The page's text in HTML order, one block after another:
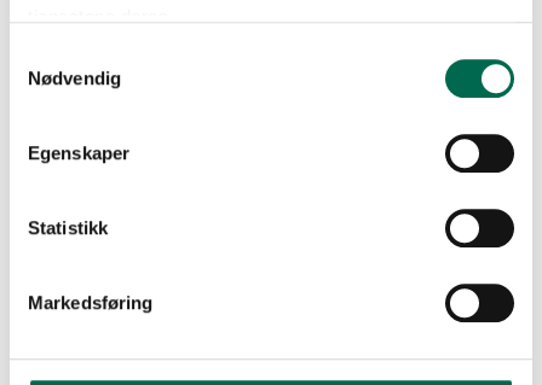
Nødvendig
Egenskaper
Statistikk
Markedsføring
trendriktige design og farger